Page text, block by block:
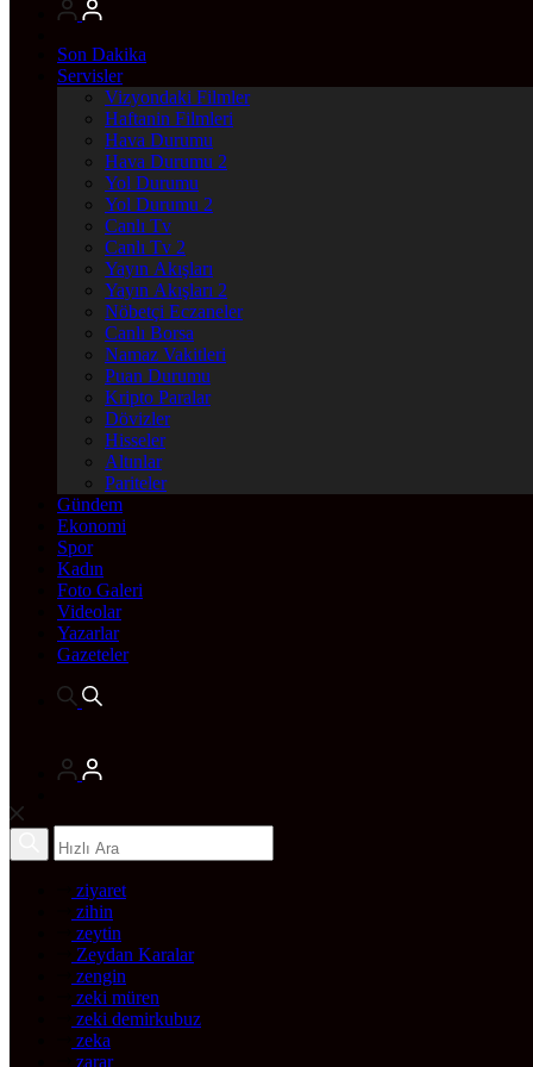
Son Dakika
Servisler
Vizyondaki Filmler
Haftanin Filmleri
Hava Durumu
Hava Durumu 2
Yol Durumu
Yol Durumu 2
Canlı Tv
Canlı Tv 2
Yayın Akışları
Yayın Akışları 2
Nöbetçi Eczaneler
Canlı Borsa
Namaz Vakitleri
Puan Durumu
Kripto Paralar
Dövizler
Hisseler
Altınlar
Pariteler
Gündem
Ekonomi
Spor
Kadın
Foto Galeri
Videolar
Yazarlar
Gazeteler
ziyaret
zihin
zeytin
Zeydan Karalar
zengin
zeki müren
zeki demirkubuz
zeka
zarar